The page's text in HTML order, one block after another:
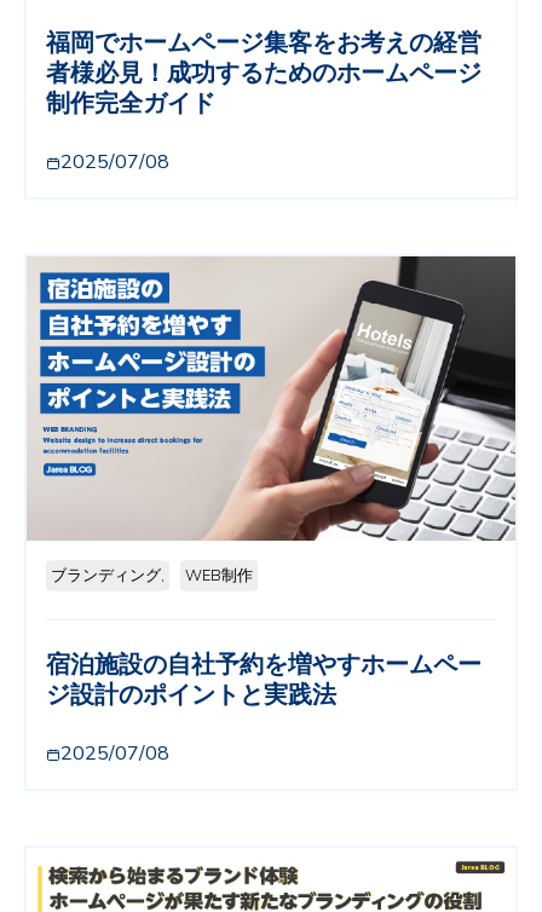
福岡でホームページ集客をお考えの経営
者様必見！成功するためのホームページ
制作完全ガイド
2025/07/08
ブランディング, WEB制作
宿泊施設の自社予約を増やすホームペー
ジ設計のポイントと実践法
2025/07/08